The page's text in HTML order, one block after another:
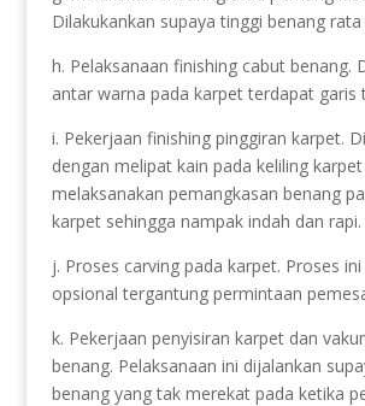
Dilakukankan supaya tinggi benang
h. Pelaksanaan finishing cabut benang.
antar warna pada karpet terdapat garis
i. Pekerjaan finishing pinggiran karpet.
dengan melipat kain pada keliling
melaksanakan pemangkasan benang
karpet sehingga nampak indah dan rapi.
j. Proses carving pada karpet. Proses
opsional tergantung permintaan
k. Pekerjaan penyisiran karpet dan
benang. Pelaksanaan ini dijalankan
benang yang tak merekat pada ketika